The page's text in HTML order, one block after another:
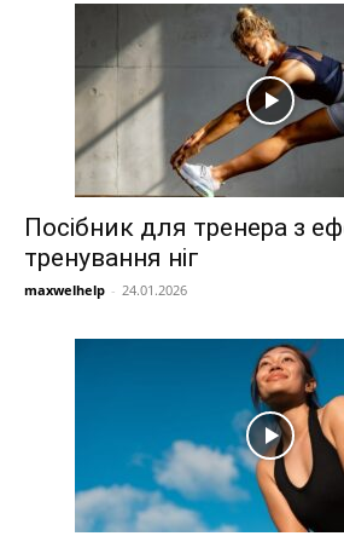
Посібник для тренера з
тренування ніг
maxwelhelp - 24.01.2026